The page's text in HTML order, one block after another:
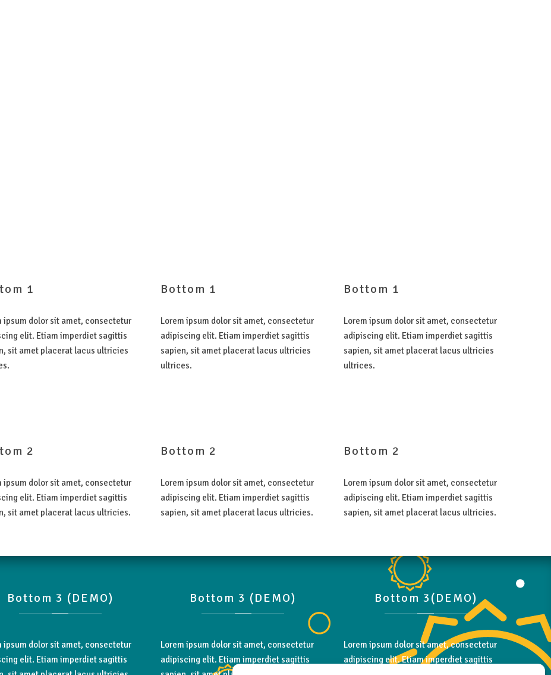
1
ipsum dolor sit amet, consectetur
elit. Etiam imperdiet sagittis
sit amet placerat lacus ultricies
Bottom 1
Lorem ipsum dolor sit amet, consectetur
adipiscing elit. Etiam imperdiet sagittis
sapien, sit amet placerat lacus ultricies
ultrices.
Bottom 1
Lorem ipsum dolor sit amet, consectetur
adipiscing elit. Etiam imperdiet sagittis
sapien, sit amet placerat lacus ultricies
ultrices.
2
ipsum dolor sit amet, consectetur
elit. Etiam imperdiet sagittis
sit amet placerat lacus ultricies.
Bottom 2
Lorem ipsum dolor sit amet, consectetur
adipiscing elit. Etiam imperdiet sagittis
sapien, sit amet placerat lacus ultricies.
Bottom 2
Lorem ipsum dolor sit amet, consectetur
adipiscing elit. Etiam imperdiet sagittis
sapien, sit amet placerat lacus ultricies.
Bottom 3 (DEMO)
ipsum dolor sit amet, consectetur
elit. Etiam imperdiet sagittis
Bottom 3 (DEMO)
Lorem ipsum dolor sit amet, consectetur
adipiscing elit. Etiam imperdiet sagittis
Bottom 3(DEMO)
Lorem ipsum dolor sit amet, consectetur
adipiscing elit. Etiam imperdiet sagittis